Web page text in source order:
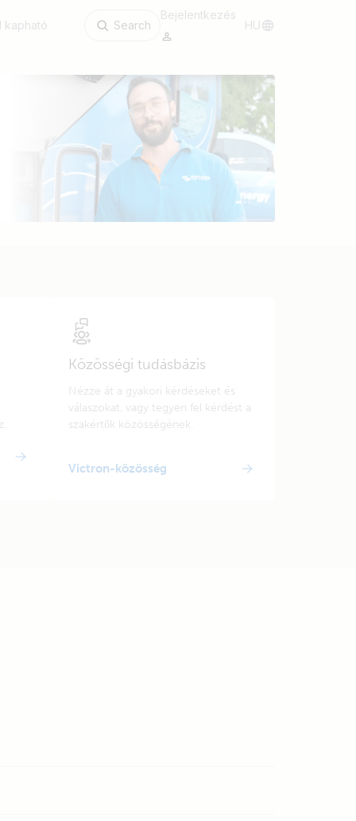
kapható Search
Bejelentkezés
HU
Közösségi tudásbázis
Nézze át a gyakori kérdéseket és
válaszokat, vagy tegyen fel kérdést a
szakértők közösségének.
Victron-közösség